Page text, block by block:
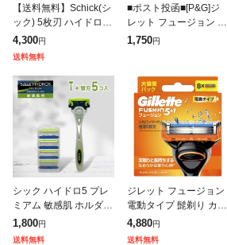
【送料無料】Schick(シ
ック) 5枚刃 ハイドロ5
プレミアム 敏感肌用 本
体+替刃16P 刃17個 替
4,300円
送料無料
■ポスト投函■[P&G]ジ
レット フュージョン 電
動タイプ 本体+替刃2個
1,750円
シック ハイドロ5 プレ
ミアム 敏感肌 ホルダー
本体 1本 + 替刃 4個 5枚
刃 Schick HYDRO5 髭
1,800円
送料無料
ジレット フュージョン
電動タイプ 髭剃り カミ
ソリ 替刃 8コ入 P&G
4,880円
送料無料